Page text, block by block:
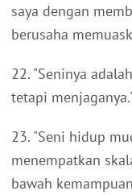
saya dengan
berusaha
22. "Seninya
tetapi
23. "Seni hidup
menempatkan
bawah